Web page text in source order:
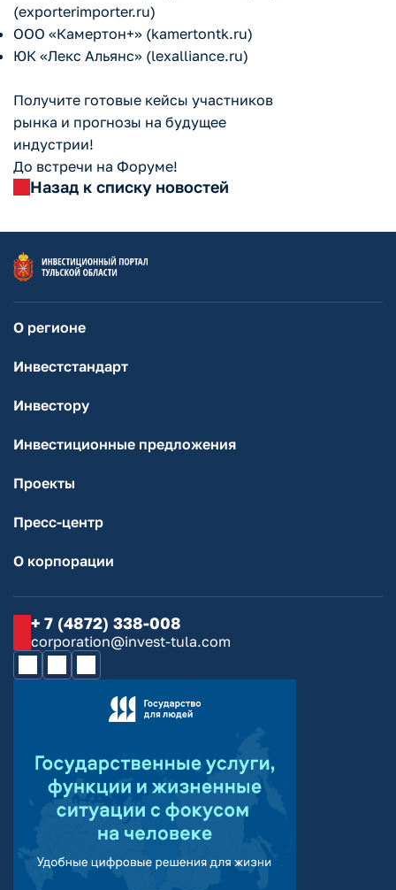
(exporterimporter.ru)
ООО «Камертон+» (kamertontk.ru)
ЮК «Лекс Альянс» (lexalliance.ru)
Получите готовые кейсы участников
рынка и прогнозы на будущее
индустрии!
До встречи на Форуме!
Назад к списку новостей
О регионе
Инвестстандарт
Инвестору
Инвестиционные предложения
Проекты
Пресс-центр
О корпорации
+ 7 (4872) 338-008
corporation@invest-tula.com